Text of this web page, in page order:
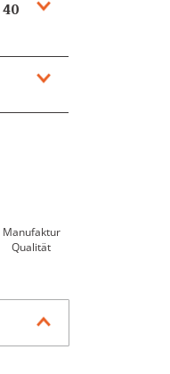
40
Manufaktur
Qualität